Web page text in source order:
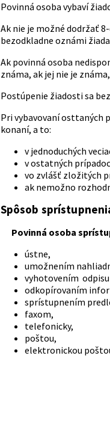
Povinná osoba vybaví
Ak nie je možné dodržať
bezodkladne oznámi
Ak povinná osoba
známa, ak jej nie je
Postúpenie žiadosti sa
Pri vybavovaní osttaných
konaní, a to:
v jednoduchých
v ostatných
vo zvlášť zložitých
ak nemožno
Spôsob
Povinná osoba
ústne,
umožnením
vyhotovením odpisu
odkopírovaním
sprístupnením
faxom,
telefonicky,
poštou,
elektronickou